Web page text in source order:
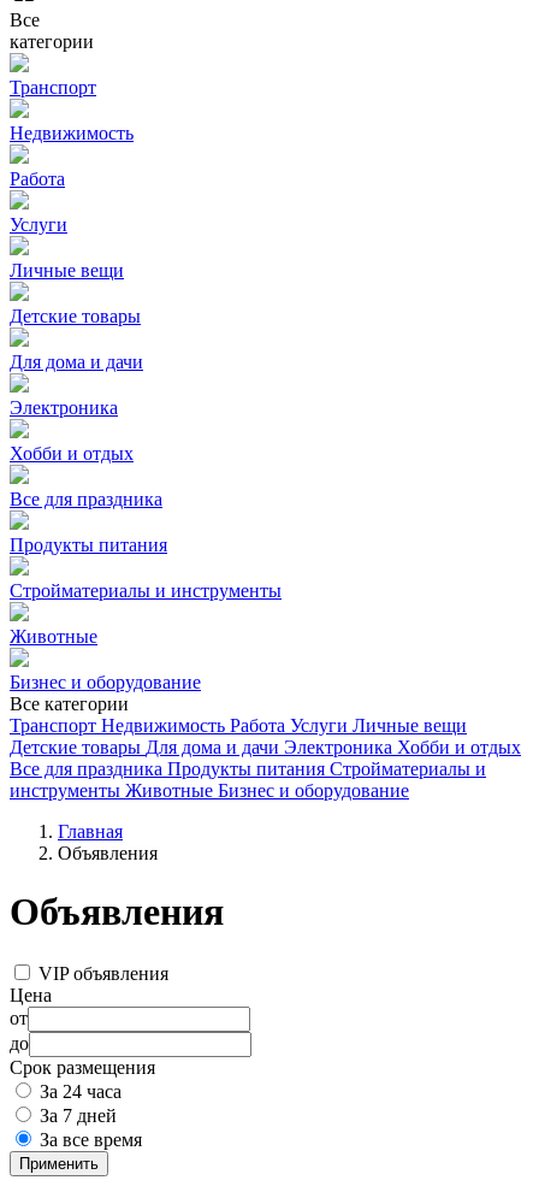
Все
категории
Транспорт
Недвижимость
Работа
Услуги
Личные вещи
Детские товары
Для дома и дачи
Электроника
Хобби и отдых
Все для праздника
Продукты питания
Стройматериалы и инструменты
Животные
Бизнес и оборудование
Все категории
Транспорт Недвижимость Работа Услуги Личные вещи
Детские товары Для дома и дачи Электроника Хобби и отдых
Все для праздника Продукты питания Стройматериалы и
инструменты Животные Бизнес и оборудование
Главная
Объявления
Объявления
VIP объявления
Цена
от
до
Срок размещения
За 24 часа
За 7 дней
За все время
Применить